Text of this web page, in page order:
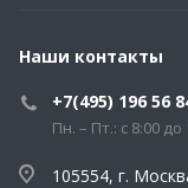
Наши контакты
+7(495) 196 56
Пн. – Пт.: с 8:00 до
105554, г.